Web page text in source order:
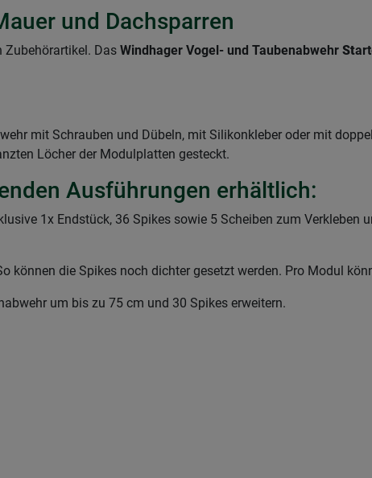
und Dachsparren
Zubehörartikel. Das Windhager Vogel- und Taubenabwehr St
mit Schrauben und Dübeln, mit Silikonkleber oder mit
Löcher der Modulplatten gesteckt.
Ausführungen erhältlich:
1x Endstück, 36 Spikes sowie 5 Scheiben zum Verkleben
können die Spikes noch dichter gesetzt werden. Pro Modul
um bis zu 75 cm und 30 Spikes erweitern.